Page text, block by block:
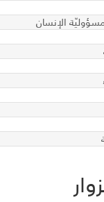
الإنسان